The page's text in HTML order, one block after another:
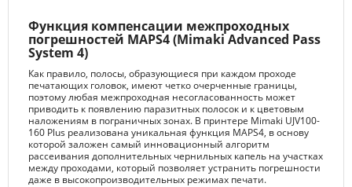
Функция компенсации межпроходных
погрешностей MAPS4 (Mimaki Advanced Pass
System 4)
Как правило, полосы, образующиеся при каждом проходе
печатающих головок, имеют четко очерченные границы,
поэтому любая межпроходная несогласованность может
приводить к появлению паразитных полосок и к цветовым
наложениям в пограничных зонах. В принтере Mimaki UJV100-
160 Plus реализована уникальная функция MAPS4, в основу
которой заложен самый инновационный алгоритм
рассеивания дополнительных чернильных капель на участках
между проходами, который позволяет устранить погрешности
даже в высокопроизводительных режимах печати.